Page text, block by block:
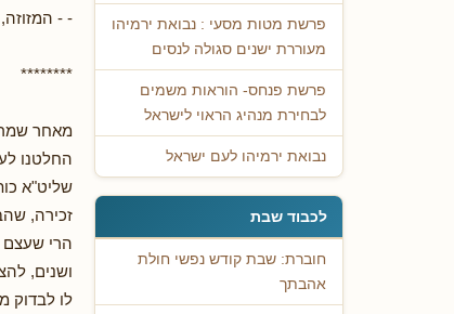
פרשת מטות מסעי : נבואת ירמיהו
מעוררת ישנים סגולה לנסים
פרשת פנחס- הוראות משמים
לבחירת מנהיג הראוי לישראל
נבואת ירמיהו לעם ישראל
לכבוד שבת
חוברת: שבת קודש נפשי חולת
אהבתך
- -
********
מאחר
החלטנו
שליט"א
זכירה,
הרי שעצם
ושנים,
לו לבדוק